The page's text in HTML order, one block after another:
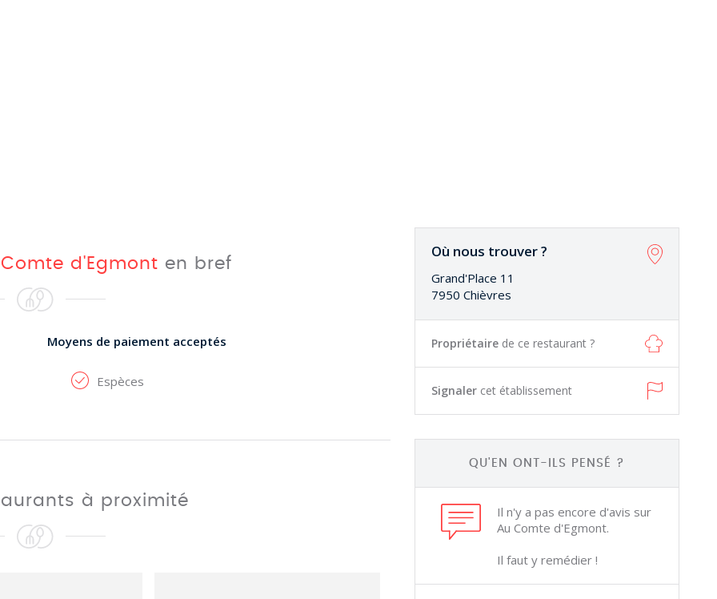
Où nous trouver ?
Grand'Place 11
7950 Chièvres
Propriétaire de ce restaurant ?
Signaler cet établissement
QU'EN ONT-ILS PENSÉ ?
Il n'y a pas encore d'avis sur
Au Comte d'Egmont.
Il faut y remédier !
d'Egmont en bref
Moyens de paiement acceptés
Espèces
à proximité